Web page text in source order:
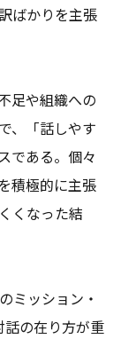
ばかりを主張
足や組織への
、「話しやす
である。個々
積極的に主張
くなった結
ミッション・
話の在り方が重